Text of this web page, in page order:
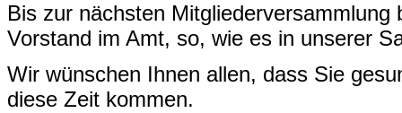
Bis zur nächsten Mitgliederversammlung
Vorstand im Amt, so, wie es in unserer
Wir wünschen Ihnen allen, dass Sie
diese Zeit kommen.